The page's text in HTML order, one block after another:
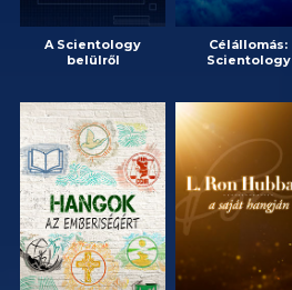
A Scientology
belülről
Célállomás:
Scientology